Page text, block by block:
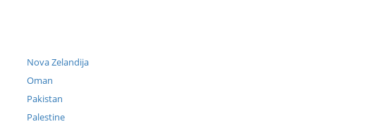
Nova Zelandija
Oman
Pakistan
Palestine